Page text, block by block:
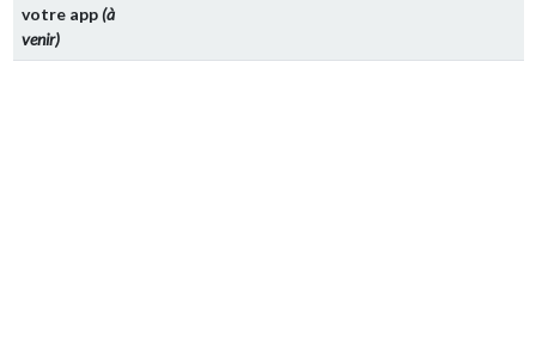
votre app(à
venir)